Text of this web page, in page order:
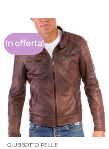
In offerta!
GIUBBOTTO PELLE